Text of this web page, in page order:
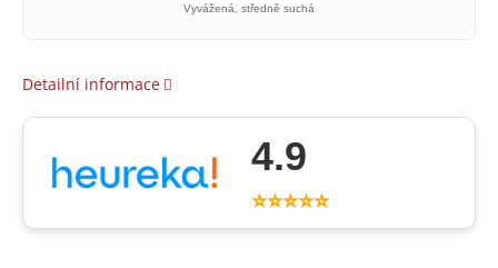
Vyvážená, středně suchá
Detailní informace
4.9
⭐⭐⭐⭐⭐